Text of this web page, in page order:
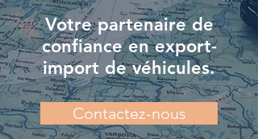
Votre partenaire de
confiance en export-
import de véhicules.
Contactez-nous